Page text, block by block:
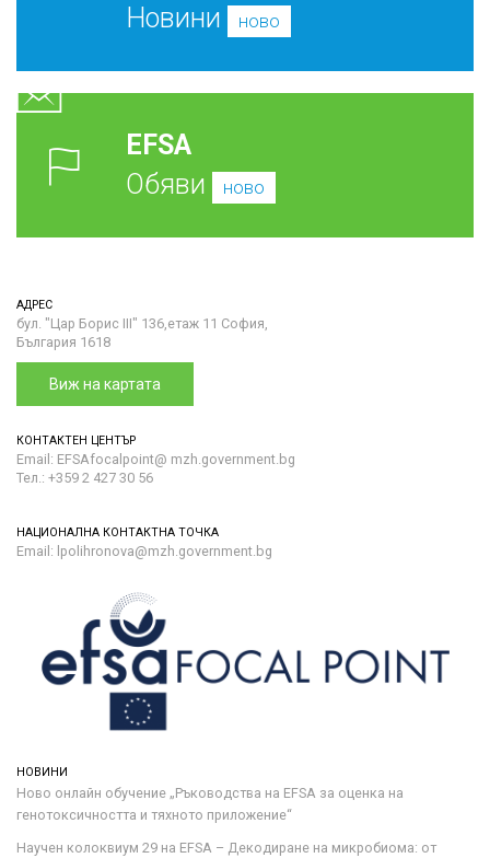
Новини
ново
EFSA
Обяви
ново
АДРЕС
бул. "Цар Борис III" 136,етаж 11 София,
България 1618
Виж на картата
КОНТАКТЕН ЦЕНТЪР
Email: EFSAfocalpoint@ mzh.government.bg
Тел.: +359 2 427 30 56
НАЦИОНАЛНА КОНТАКТНА ТОЧКА
Email: lpolihronova@mzh.government.bg
НОВИНИ
Ново онлайн обучение „Ръководства на ЕFSA за оценка на
генотоксичността и тяхното приложение“
Научен колоквиум 29 на EFSA – Декодиране на микробиома: от